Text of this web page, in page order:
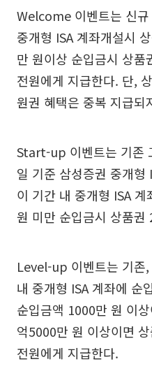
Welcome 이벤트는 신
중개형 ISA 계좌개설시
만 원이상 순입금시 상품
전원에게 지급한다. 단,
원권 혜택은 중복 지급되
Start-up 이벤트는 기존
일 기준 삼성증권 중개형
이 기간 내 중개형 ISA
원 미만 순입금시 상품권
Level-up 이벤트는 기존
내 중개형 ISA 계좌에 순
순입금액 1000만 원 이
억5000만 원 이상이면
전원에게 지급한다.